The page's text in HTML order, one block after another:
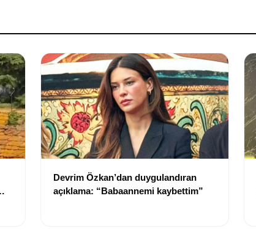
Devrim Özkan’dan duygulandıran
açıklama: “Babaannemi kaybettim”